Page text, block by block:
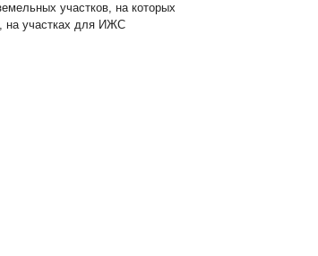
участков, на которых
на участках для ИЖС